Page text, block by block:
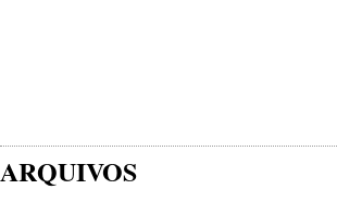
ARQUIVOS